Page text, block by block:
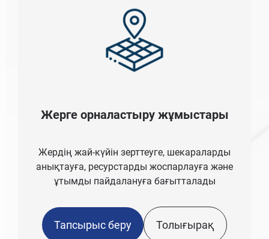
Жерге орналастыру жұмыстары
Жердің жай-күйін зерттеуге, шекараларды
анықтауға, ресурстарды жоспарлауға және
ұтымды пайдалануға бағытталады
Тапсырыс беру Толығырақ